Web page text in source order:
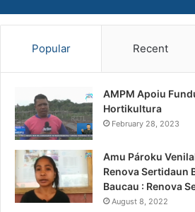
Popular Recent
AMPM Apoiu
Hortikultura
February 28, 2023
Amu Pároku
Renova Sertidaun
Baucau : Renova
August 8, 2022